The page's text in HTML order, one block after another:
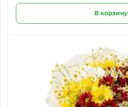
В корзину